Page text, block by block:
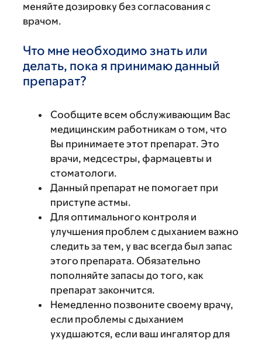
меняйте дозировку без согласования с
врачом.
Что мне необходимо знать или
делать, пока я принимаю данный
препарат?
Сообщите всем обслуживающим Вас
медицинским работникам о том, что
Вы принимаете этот препарат. Это
врачи, медсестры, фармацевты и
стоматологи.
Данный препарат не помогает при
приступе астмы.
Для оптимального контроля и
улучшения проблем с дыханием важно
следить за тем, у вас всегда был запас
этого препарата. Обязательно
пополняйте запасы до того, как
препарат закончится.
Немедленно позвоните своему врачу,
если проблемы с дыханием
ухудшаются, если ваш ингалятор для